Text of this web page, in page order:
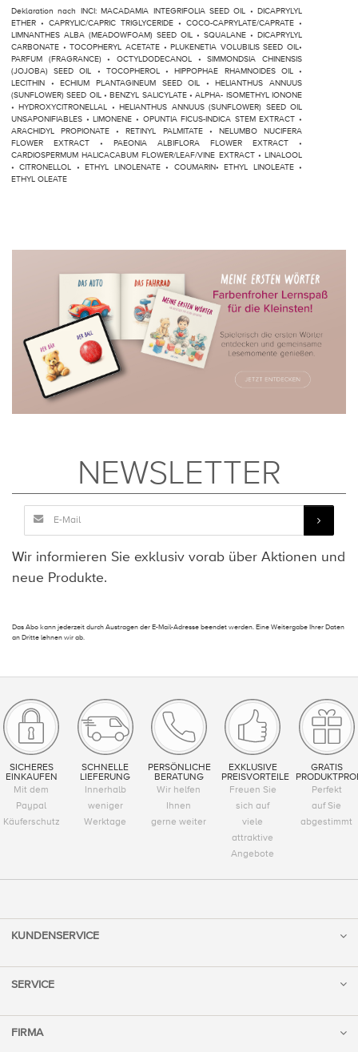
Deklaration nach INCI: MACADAMIA INTEGRIFOLIA SEED OIL • DICAPRYLYL
ETHER • CAPRYLIC/CAPRIC TRIGLYCERIDE • COCO-CAPRYLATE/CAPRATE •
LIMNANTHES ALBA (MEADOWFOAM) SEED OIL • SQUALANE • DICAPRYLYL
CARBONATE • TOCOPHERYL ACETATE • PLUKENETIA VOLUBILIS SEED OIL•
PARFUM (FRAGRANCE) • OCTYLDODECANOL • SIMMONDSIA CHINENSIS
(JOJOBA) SEED OIL • TOCOPHEROL • HIPPOPHAE RHAMNOIDES OIL •
LECITHIN • ECHIUM PLANTAGINEUM SEED OIL • HELIANTHUS ANNUUS
(SUNFLOWER) SEED OIL • BENZYL SALICYLATE • ALPHA- ISOMETHYL IONONE
• HYDROXYCITRONELLAL • HELIANTHUS ANNUUS (SUNFLOWER) SEED OIL
UNSAPONIFIABLES • LIMONENE • OPUNTIA FICUS-INDICA STEM EXTRACT •
ARACHIDYL PROPIONATE • RETINYL PALMITATE • NELUMBO NUCIFERA
FLOWER EXTRACT • PAEONIA ALBIFLORA FLOWER EXTRACT •
CARDIOSPERMUM HALICACABUM FLOWER/LEAF/VINE EXTRACT • LINALOOL
• CITRONELLOL • ETHYL LINOLENATE • COUMARIN• ETHYL LINOLEATE •
ETHYL OLEATE
NEWSLETTER
Wir informieren Sie exklusiv vorab über Aktionen und
neue Produkte.
Das Abo kann jederzeit durch Austragen der E-Mail-Adresse beendet werden. Eine Weitergabe Ihrer Daten
an Dritte lehnen wir ab.
SICHERES
EINKAUFEN
Mit dem
Paypal
Käuferschutz
SCHNELLE
LIEFERUNG
Innerhalb
weniger
Werktage
PERSÖNLICHE
BERATUNG
Wir helfen
Ihnen
gerne weiter
EXKLUSIVE
PREISVORTEILE
Freuen Sie
sich auf
viele
attraktive
Angebote
GRATIS
Perfekt
auf Sie
abgestimmt
KUNDENSERVICE
SERVICE
FIRMA